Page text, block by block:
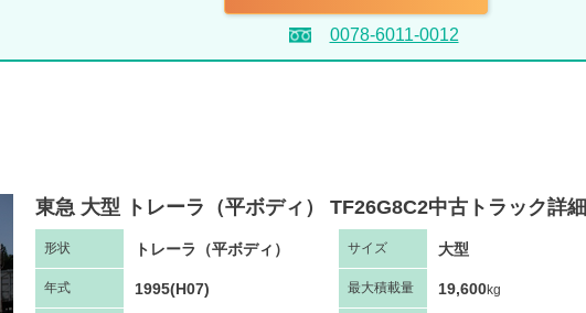
0078-6011-0012
東急 大型 トレーラ（平ボディ） TF26G8C2中古トラック詳細
形状 トレーラ（平ボディ） サイズ 大型
年式 1995(H07) 最大積載量 19,600kg